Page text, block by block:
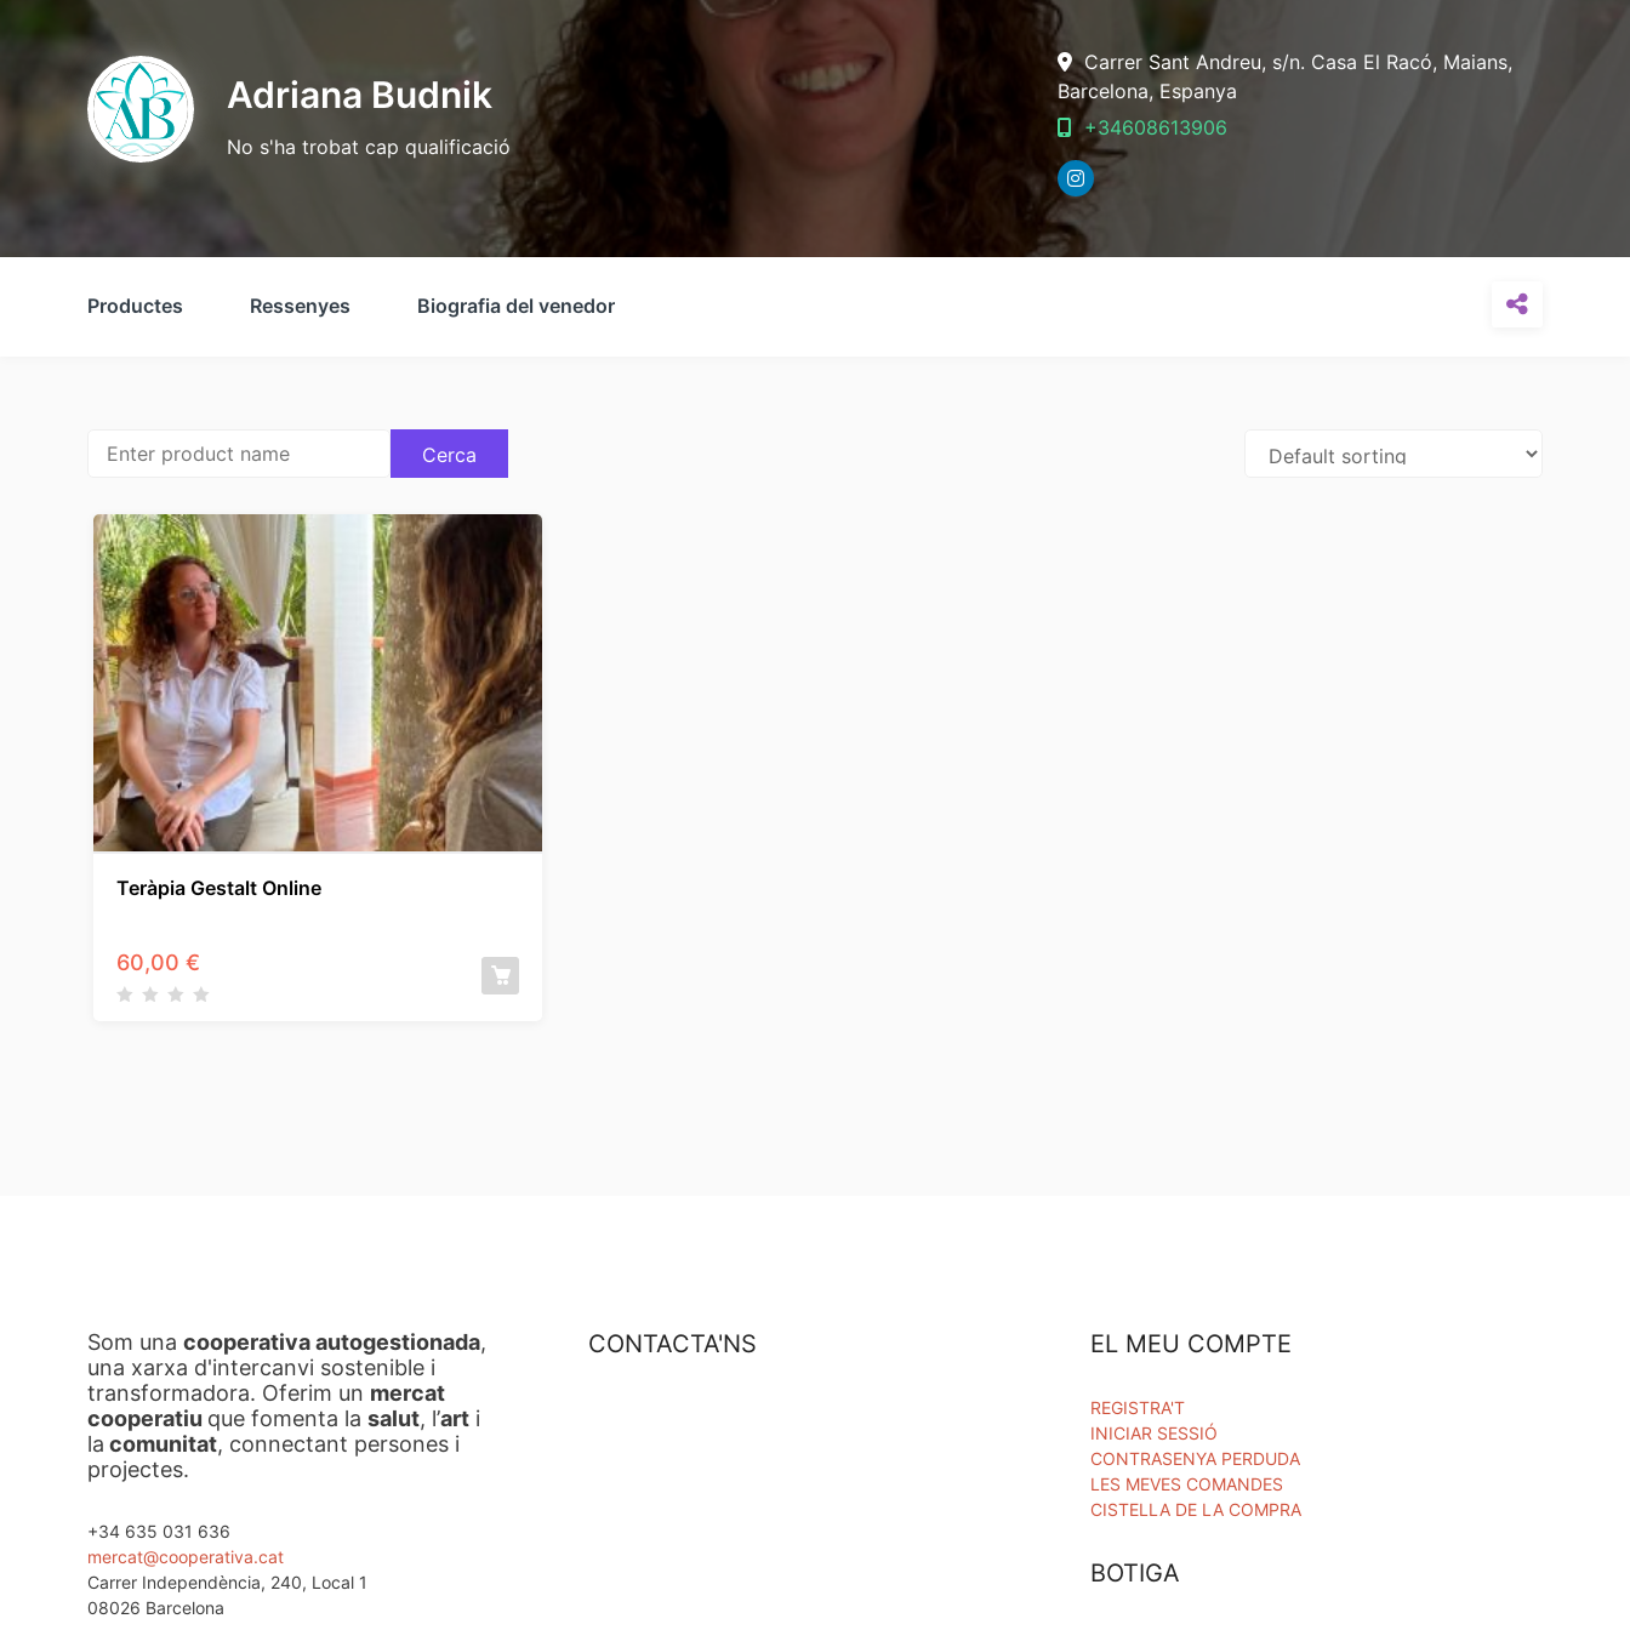
Adriana Budnik
No s'ha trobat cap qualificació
Carrer Sant Andreu, s/n. Casa El Racó, Maians,
Barcelona, Espanya
+34608613906
Productes Ressenyes Biografia del venedor
Teràpia Gestalt Online
60,00 €
Som una cooperativa autogestionada,
una xarxa d'intercanvi sostenible i
transformadora. Oferim un mercat
cooperatiu que fomenta la salut, l’art i
la comunitat, connectant persones i
projectes.
+34 635 031 636
mercat@cooperativa.cat
Carrer Independència, 240, Local 1
08026 Barcelona
CONTACTA'NS EL MEU COMPTE
REGISTRA'T
INICIAR SESSIÓ
CONTRASENYA PERDUDA
LES MEVES COMANDES
CISTELLA DE LA COMPRA
BOTIGA